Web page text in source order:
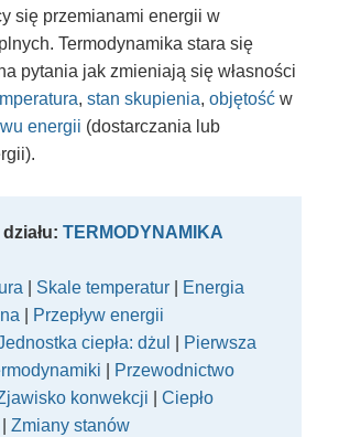
się przemianami energii w
Termodynamika stara się
pytania jak zmieniają się własności
,stan skupienia,objętość w
energii (dostarczania lub
działu:TERMODYNAMIKA
Skale temperatur
Energia
Przepływ energii
ciepła: dżul
Pierwsza
Przewodnictwo
konwekcji |Ciepło
|Zmiany stanów